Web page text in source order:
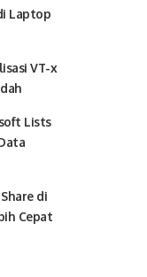
Laptop
VT-x
Lists
di
Cepat